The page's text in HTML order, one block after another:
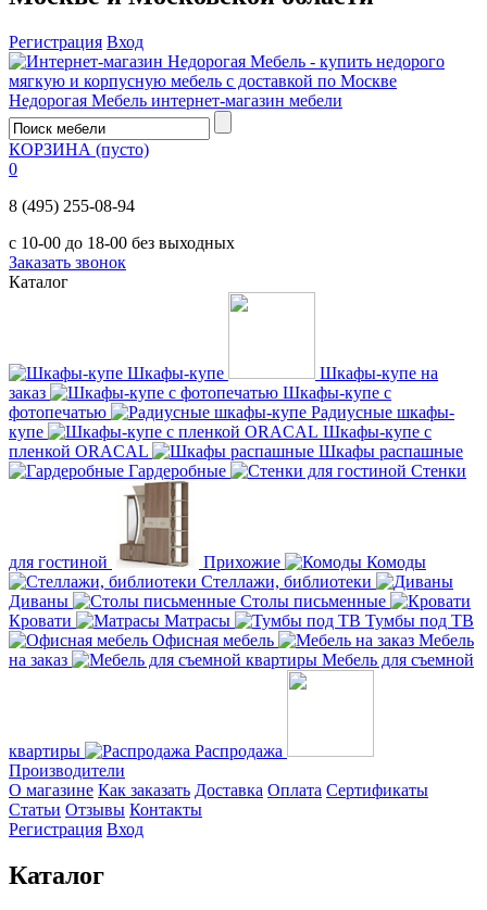
Регистрация Вход
Недорогая Мебель интернет-магазин мебели
КОРЗИНА (пусто)
0
8 (495) 255-08-94
с 10-00 до 18-00 без выходных
Заказать звонок
Каталог
Шкафы-купе
Шкафы-купе на
заказ
Шкафы-купе с
фотопечатью
Радиусные шкафы-
купе
Шкафы-купе с
пленкой ORACAL
Шкафы распашные
Гардеробные
Стенки
для гостиной Прихожие
Комоды
Стеллажи, библиотеки
Диваны
Столы письменные
Кровати
Матрасы
Тумбы под ТВ
Офисная мебель
Мебель
на заказ
Мебель для съемной
квартиры
Распродажа
Производители
О магазине Как заказать Доставка Оплата Сертификаты
Статьи Отзывы Контакты
Регистрация Вход
Каталог